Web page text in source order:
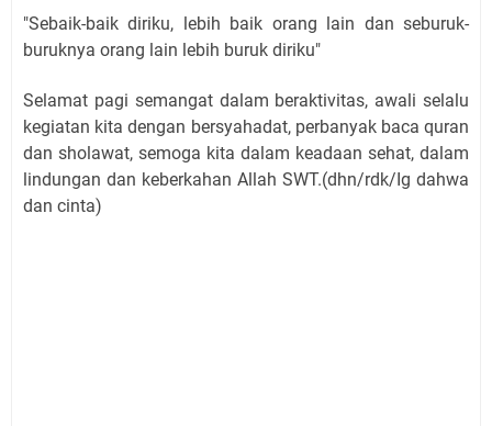
"Sebaik-baik diriku, lebih baik orang lain dan seburuk-
buruknya orang lain lebih buruk diriku"
Selamat pagi semangat dalam beraktivitas, awali selalu
kegiatan kita dengan bersyahadat, perbanyak baca quran
dan sholawat, semoga kita dalam keadaan sehat, dalam
lindungan dan keberkahan Allah SWT.(dhn/rdk/Ig dahwa
dan cinta)